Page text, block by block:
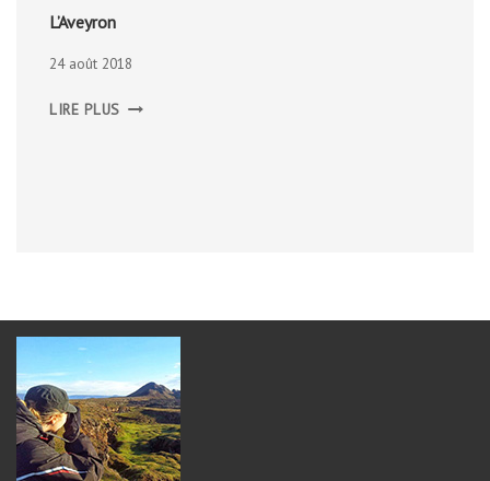
L’Aveyron
24 août 2018
LIRE PLUS